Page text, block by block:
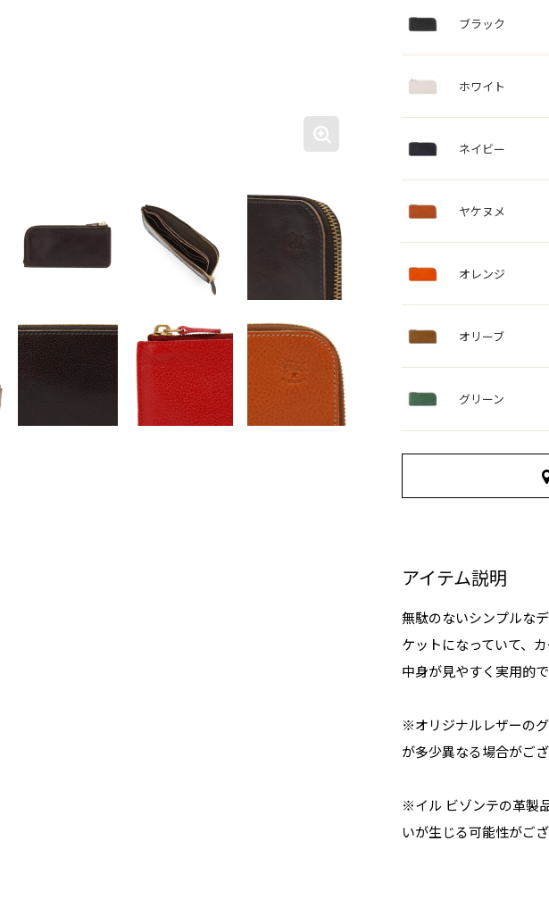
ブラック
ホワイト
ネイビー
ヤケヌメ
オレンジ
オリーブ
グリーン
アイテム説明
無駄のないシンプルな
ケットになっていて、
中身が見やすく実用的
※オリジナルレザーの
が多少異なる場合がご
※イル ビゾンテの革製
いが生じる可能性がご